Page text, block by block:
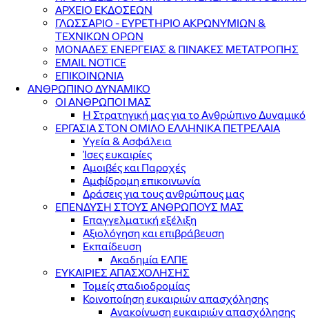
ΑΡΧΕΙΟ ΕΚΔΟΣΕΩΝ
ΓΛΩΣΣΑΡΙΟ - ΕΥΡΕΤΗΡΙΟ ΑΚΡΩΝΥΜΙΩΝ &
ΤΕΧΝΙΚΩΝ ΟΡΩΝ
ΜΟΝΑΔΕΣ ΕΝΕΡΓΕΙΑΣ & ΠΙΝΑΚΕΣ ΜΕΤΑΤΡΟΠΗΣ
EMAIL NOTICE
ΕΠΙΚΟΙΝΩΝΙΑ
ΑΝΘΡΩΠΙΝΟ ΔΥΝΑΜΙΚΟ
ΟΙ ΑΝΘΡΩΠΟΙ ΜΑΣ
Η Στρατηγική μας για το Ανθρώπινο Δυναμικό
ΕΡΓΑΣΙΑ ΣΤΟΝ ΟΜΙΛΟ ΕΛΛΗΝΙΚΑ ΠΕΤΡΕΛΑΙΑ
Υγεία & Ασφάλεια
Ίσες ευκαιρίες
Αμοιβές και Παροχές
Αμφίδρομη επικοινωνία
Δράσεις για τους ανθρώπους μας
ΕΠΕΝΔΥΣΗ ΣΤΟΥΣ ΑΝΘΡΩΠΟΥΣ ΜΑΣ
Επαγγελματική εξέλιξη
Αξιολόγηση και επιβράβευση
Εκπαίδευση
Ακαδημία ΕΛΠΕ
ΕΥΚΑΙΡΙΕΣ ΑΠΑΣΧΟΛΗΣΗΣ
Τομείς σταδιοδρομίας
Κοινοποίηση ευκαιριών απασχόλησης
Ανακοίνωση ευκαιριών απασχόλησης